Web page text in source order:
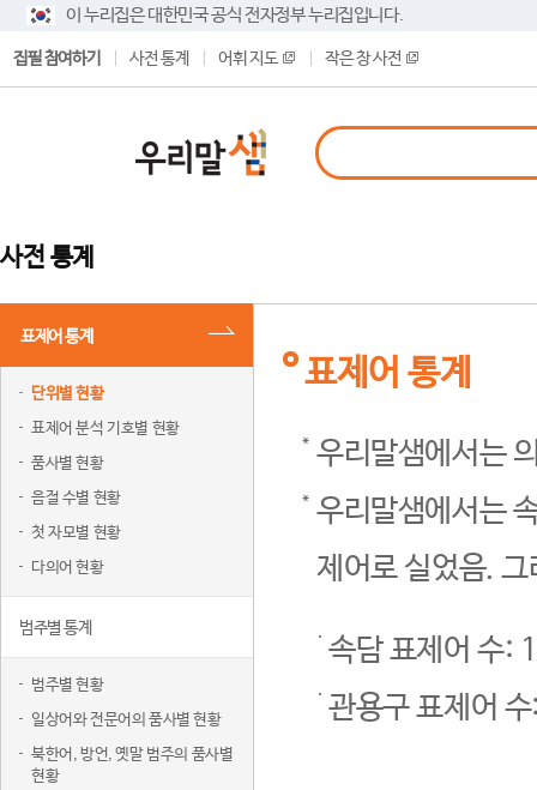
이 누리집은 대한민국 공식 전자정부 누리집입니다.
집필 참여하기 사전 통계 어휘 지도 작은 창 사전
사전 통계
표제어 통계
단위별 현황
표제어 분석 기호별 현황
품사별 현황
음절 수별 현황
첫 자모별 현황
다의어 현황
범주별 통계
범주별 현황
일상어와 전문어의 품사별 현황
북한어, 방언, 옛말 범주의 품사별
현황
표제어 통계
우리말샘에서는
우리말샘에서는
제어로 실었음.
속담 표제어 수:
관용구 표제어